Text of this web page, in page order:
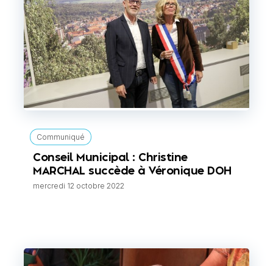
Communiqué
Conseil Municipal : Christine
MARCHAL succède à Véronique DOH
mercredi 12 octobre 2022